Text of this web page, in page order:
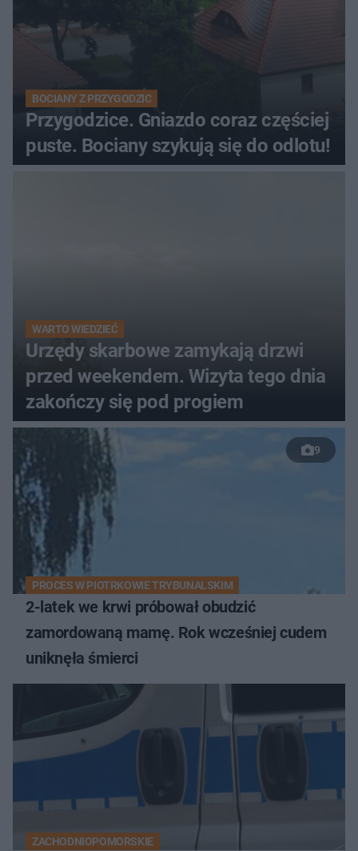
BOCIANY Z PRZYGODZIC
Przygodzice. Gniazdo coraz częściej
puste. Bociany szykują się do odlotu!
WARTO WIEDZIEĆ
Urzędy skarbowe zamykają drzwi
przed weekendem. Wizyta tego dnia
zakończy się pod progiem
9
PROCES W PIOTRKOWIE TRYBUNALSKIM
2-latek we krwi próbował obudzić
zamordowaną mamę. Rok wcześniej cudem
uniknęła śmierci
ZACHODNIOPOMORSKIE